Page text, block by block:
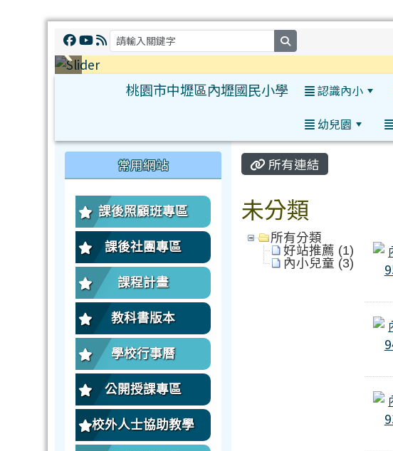
桃園市中壢區內壢國民小學 認識內小
幼兒園
:::
所有連結
未分類
所有分類
好站推薦 (1)
內小兒童 (3)
常用網站
課後照顧班專區
課後社團專區
課程計畫
教科書版本
學校行事曆
公開授課專區
校外人士協助教學